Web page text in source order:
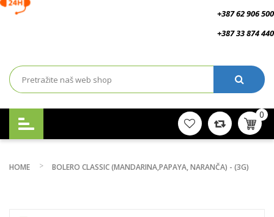
+387 62 906 500
+387 33 874 440
0
HOME BOLERO CLASSIC (MANDARINA,PAPAYA, NARANČA) - (3G)